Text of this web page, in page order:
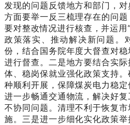
发现的问题反馈地方和部门，
方面要举一反三梳理存在的问
要对整改情况进行核查，并运用
政策落实、推动解决新问题。
份，结合国务院年度大督查对
进行督查。二是地方要结合实
体、稳岗保就业强化政策支持
种顺利开展，保障煤炭电力稳定
进一步畅通交通物流，解决好
不协同问题。清理不利于恢复
施。三是进一步细化实化政策